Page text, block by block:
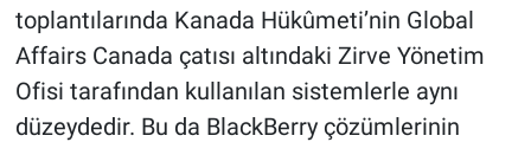
toplantılarında Kanada Hükûmeti’nin Global
Affairs Canada çatısı altındaki Zirve Yönetim
Ofisi tarafından kullanılan sistemlerle aynı
düzeydedir. Bu da BlackBerry çözümlerinin